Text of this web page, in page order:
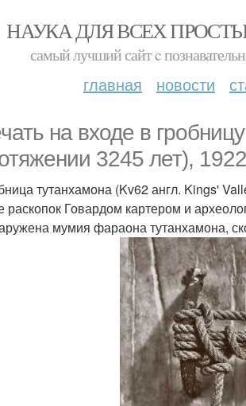
НАУКА ДЛЯ ВСЕХ
самый лучший сайт c
главная новости
на входе в
3245 лет),
тутанхамона (Kv62 англ. Kings'
раскопок Говардом картером и
мумия фараона тутанхамона,